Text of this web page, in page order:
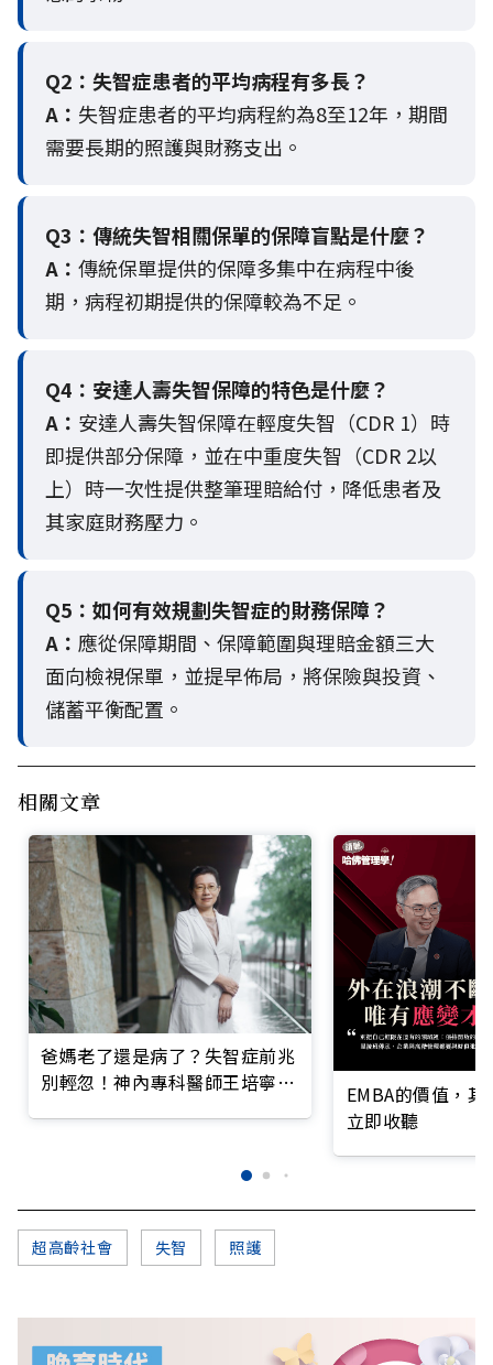
Q2： 失智症患者的平均病程有多長？
A： 失智症患者的平均病程約為8至12年，期間
需要長期的照護與財務支出。
Q3： 傳統失智相關保單的保障盲點是什麼？
A： 傳統保單提供的保障多集中在病程中後
期，病程初期提供的保障較為不足。
Q4： 安達人壽失智保障的特色是什麼？
A： 安達人壽失智保障在輕度失智（CDR 1）時
即提供部分保障，並在中重度失智（CDR 2以
上）時一次性提供整筆理賠給付，降低患者及
其家庭財務壓力。
Q5： 如何有效規劃失智症的財務保障？
A： 應從保障期間、保障範圍與理賠金額三大
面向檢視保單，並提早佈局，將保險與投資、
儲蓄平衡配置。
相關文章
爸媽老了還是病了？失智症前兆
別輕忽！神內專科醫師王培寧呼
EMBA的價值，
立即收聽
超高齡社會 失智 照護